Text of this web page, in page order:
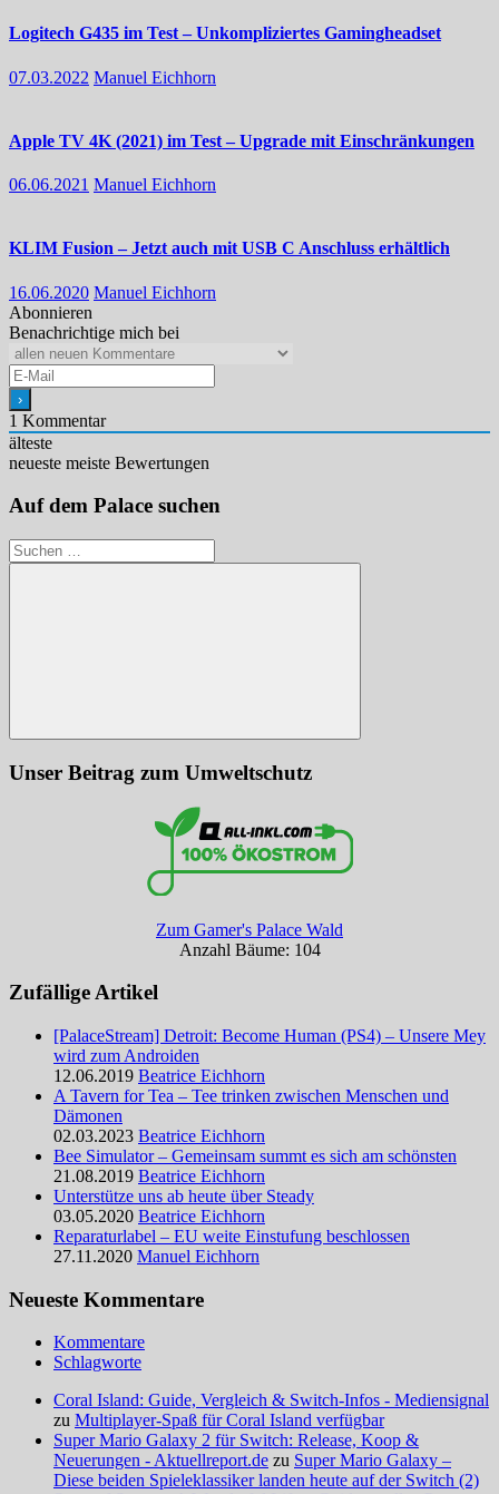
Logitech G435 im Test – Unkompliziertes Gamingheadset
07.03.2022 Manuel Eichhorn
Apple TV 4K (2021) im Test – Upgrade mit Einschränkungen
06.06.2021 Manuel Eichhorn
KLIM Fusion – Jetzt auch mit USB C Anschluss erhältlich
16.06.2020 Manuel Eichhorn
Abonnieren
Benachrichtige mich bei
1 Kommentar
älteste
neueste meiste Bewertungen
Auf dem Palace suchen
Suchen
nach:
Suchen
Unser Beitrag zum Umweltschutz
Zum Gamer's Palace Wald
Anzahl Bäume: 104
Zufällige Artikel
[PalaceStream] Detroit: Become Human (PS4) – Unsere Mey
wird zum Androiden
12.06.2019 Beatrice Eichhorn
A Tavern for Tea – Tee trinken zwischen Menschen und
Dämonen
02.03.2023 Beatrice Eichhorn
Bee Simulator – Gemeinsam summt es sich am schönsten
21.08.2019 Beatrice Eichhorn
Unterstütze uns ab heute über Steady
03.05.2020 Beatrice Eichhorn
Reparaturlabel – EU weite Einstufung beschlossen
27.11.2020 Manuel Eichhorn
Neueste Kommentare
Kommentare
Schlagworte
Coral Island: Guide, Vergleich & Switch-Infos - Mediensignal
zu Multiplayer-Spaß für Coral Island verfügbar
Super Mario Galaxy 2 für Switch: Release, Koop &
Neuerungen - Aktuellreport.de zu Super Mario Galaxy –
Diese beiden Spieleklassiker landen heute auf der Switch (2)